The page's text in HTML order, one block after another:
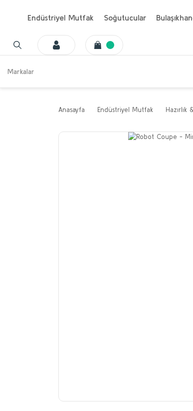
Endüstriyel Mutfak Soğutucular
Markalar
Anasayfa Endüstriyel Mutfak Hazırlık